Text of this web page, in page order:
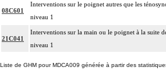
08C601
Interventions sur le poignet autres que les
niveau 1
21C041
Interventions sur la main ou le poignet à la suite
niveau 1
Liste de GHM pour MDCA009 générée à partir des